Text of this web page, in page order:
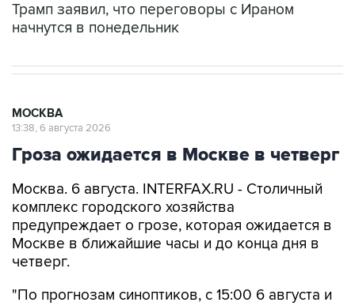
Трамп заявил, что переговоры с Ираном
начнутся в понедельник
МОСКВА
13:38, 6 августа 2026
Гроза ожидается в Москве в четверг
Москва. 6 августа. INTERFAX.RU - Столичный
комплекс городского хозяйства
предупреждает о грозе, которая ожидается в
Москве в ближайшие часы и до конца дня в
четверг.
"По прогнозам синоптиков, с 15:00 6 августа и